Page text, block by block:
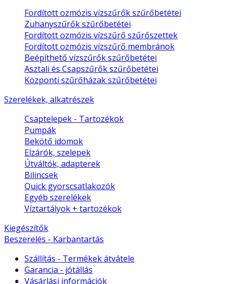
Fordított ozmózis vízszűrők szűrőbetétei
Zuhanyszűrők szűrőbetétei
Fordított ozmózis vízszűrő szűrőszettek
Fordított ozmózis vízszűrő membránok
Beépíthető vízszűrők szűrőbetétei
Asztali és Csapszűrők szűrőbetétei
Központi szűrőházak szűrőbetétei
Szerelékek, alkatrészek
Csaptelepek - Tartozékok
Pumpák
Bekötő idomok
Elzárók, szelepek
Útváltók, adapterek
Bilincsek
Quick gyorscsatlakozók
Egyéb szerelékek
Víztartályok + tartozékok
Kiegészítők
Beszerelés - Karbantartás
Szállítás - Termékek átvátele
Garancia - jótállás
Vásárlási információk